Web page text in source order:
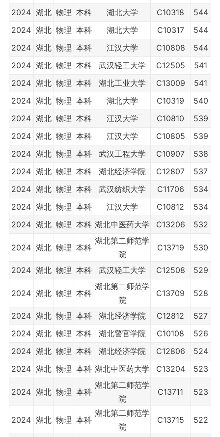
2024 湖北 物理 本科 湖北大学 C10318
544
2024 湖北 物理 本科 湖北大学 C10317
544
2024 湖北 物理 本科 江汉大学 C10808
544
2024 湖北 物理 本科 武汉轻工大学 C12505
541
2024 湖北 物理 本科 湖北工业大学 C13009
541
2024 湖北 物理 本科 湖北大学 C10319
540
2024 湖北 物理 本科 江汉大学 C10810
539
2024 湖北 物理 本科 江汉大学 C10805
539
2024 湖北 物理 本科 武汉工程大学 C10907
538
2024 湖北 物理 本科 湖北经济学院 C12807
537
2024 湖北 物理 本科 武汉纺织大学 C11706
534
2024 湖北 物理 本科 江汉大学 C10812
534
2024 湖北 物理 本科 湖北中医药大学 C13206 532
2024 湖北 物理 本科
湖北第二师范学
院
C13719 530
2024 湖北 物理 本科 武汉轻工大学 C12508 529
2024 湖北 物理 本科
湖北第二师范学
院
C13709 528
2024 湖北 物理 本科 湖北经济学院 C12812
527
2024 湖北 物理 本科 湖北警官学院 C10108
526
2024 湖北 物理 本科 湖北经济学院 C12806
524
2024 湖北 物理 本科 湖北中医药大学 C13204 523
2024 湖北 物理 本科
湖北第二师范学
院
C13711 523
2024 湖北 物理 本科
湖北第二师范学
院
C13715 522